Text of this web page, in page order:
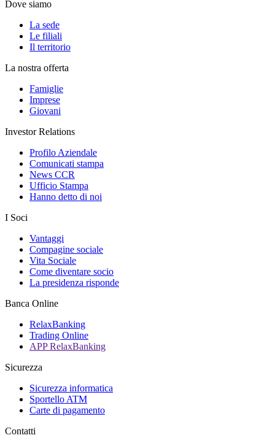
Dove siamo
La sede
Le filiali
Il territorio
La nostra offerta
Famiglie
Imprese
Giovani
Investor Relations
Profilo Aziendale
Comunicati stampa
News CCR
Ufficio Stampa
Hanno detto di noi
I Soci
Vantaggi
Compagine sociale
Vita Sociale
Come diventare socio
La presidenza risponde
Banca Online
RelaxBanking
Trading Online
APP RelaxBanking
Sicurezza
Sicurezza informatica
Sportello ATM
Carte di pagamento
Contatti